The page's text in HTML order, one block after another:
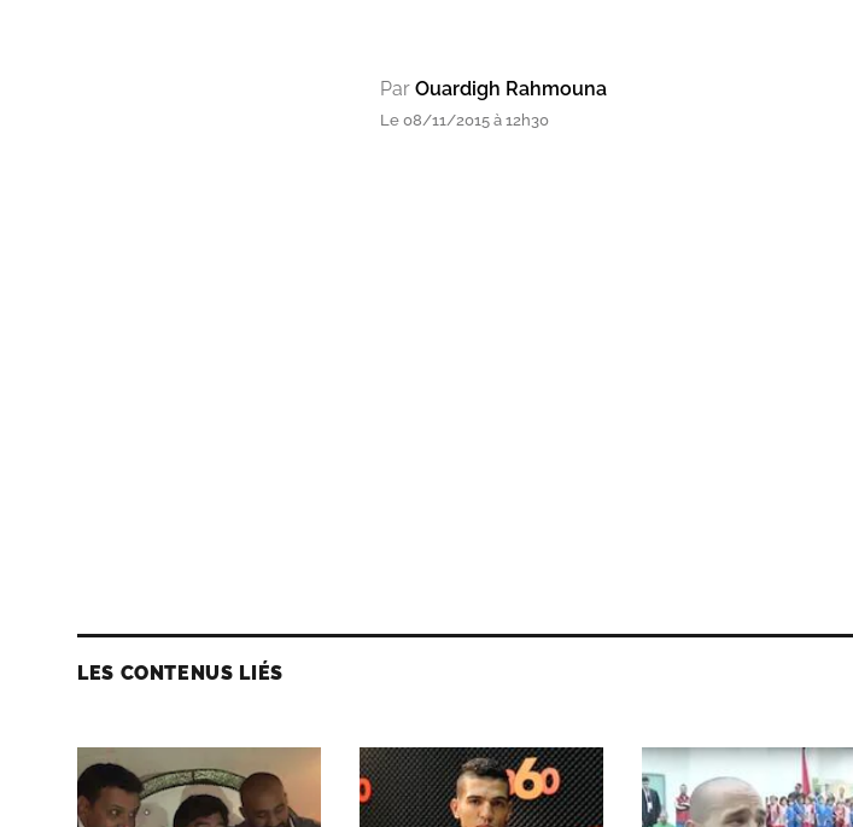
Par Ouardigh Rahmouna
Le 08/11/2015 à 12h30
LES CONTENUS LIÉS